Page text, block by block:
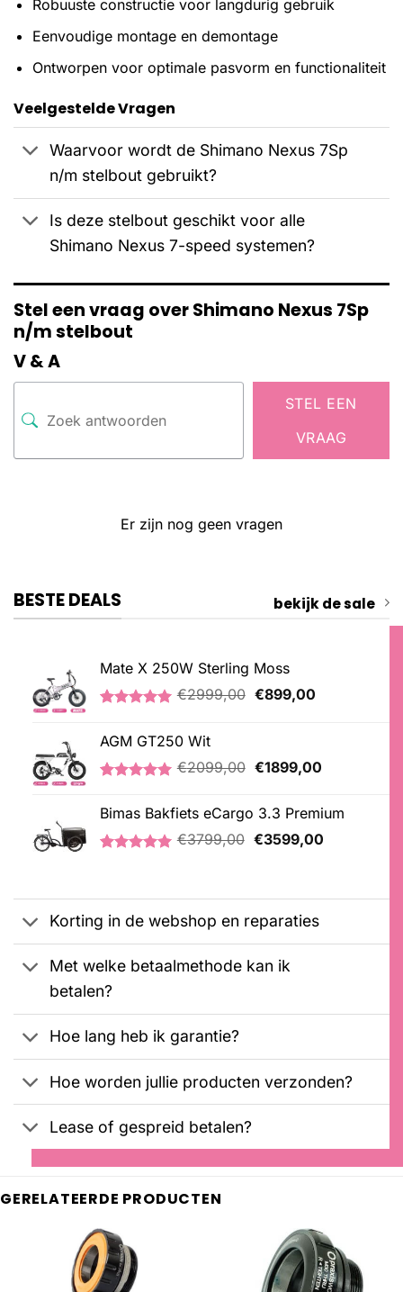
Robuuste constructie voor langdurig gebruik
Eenvoudige montage en demontage
Ontworpen voor optimale pasvorm en functionaliteit
Veelgestelde Vragen
Waarvoor wordt de Shimano Nexus 7Sp
n/m stelbout gebruikt?
Is deze stelbout geschikt voor alle
Shimano Nexus 7-speed systemen?
Stel een vraag over Shimano Nexus 7Sp
n/m stelbout
V & A
STEL EEN
VRAAG
Er zijn nog geen vragen
BESTE DEALS bekijk de sale
Mate X 250W Sterling Moss
gebaseerd
op
klantbeoordelingen
€2999,00 Oorspronkelijke
€899,00Huidige
AGM GT250 Wit
5.00
op 5
gebaseerd
op
klantbeoordeling
€2099,00 Oorspronkelijke
€2099,00.
€1899,00Huidige
€1899,00.
Bimas Bakfiets eCargo 3.3 Premium
klantbeoordelingen
€3799,00 Oorspronkelijke
€3599,00Huidige
Korting in de webshop en reparaties
Met welke betaalmethode kan ik
betalen?
Hoe lang heb ik garantie?
Hoe worden jullie producten verzonden?
Lease of gespreid betalen?
GERELATEERDE PRODUCTEN